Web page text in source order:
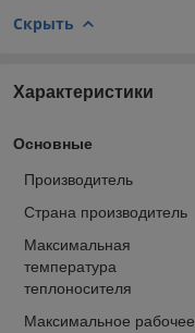
Скрыть
Характеристики
Основные
Производитель
Страна производитель
Максимальная
температура
теплоносителя
Максимальное рабочее